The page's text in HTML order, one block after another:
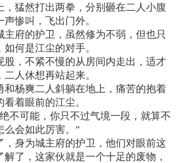
猛然打出两拳，分别砸在二人小腹
惨叫，飞出门外。
府的护卫，虽然修为不弱，但也只
何是江尘的对手。
，不紧不慢的从房间内走出，适才
人休想再站起来。
杨爽二人斜躺在地上，痛苦的抱着
着眼前的江尘。
可能，你只不过气境一段，就算不
么会如此厉害。”
身为城主府的护卫，他们对眼前这
了，这家伙就是一个十足的废物，